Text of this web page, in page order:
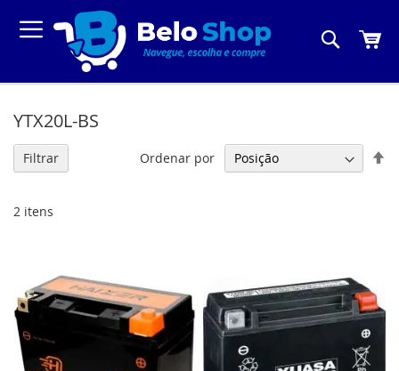
YTX20L-BS
2 itens
Ordenar por
Filtrar